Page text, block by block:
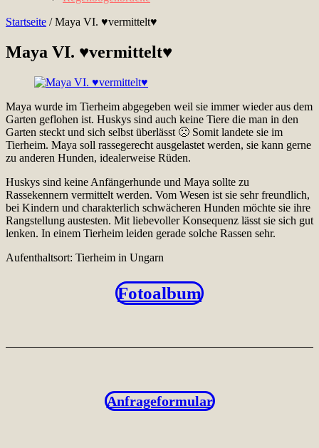
Startseite /Maya VI. ♥vermittelt♥
Maya VI. ♥vermittelt♥
Maya wurde im Tierheim abgegeben weil sie immer wieder aus dem
Garten geflohen ist. Huskys sind auch keine Tiere die man in den
Garten steckt und sich selbst überlässt 🙁 Somit landete sie im
Tierheim. Maya soll rassegerecht ausgelastet werden, sie kann gerne
zu anderen Hunden, idealerweise Rüden.
Huskys sind keine Anfängerhunde und Maya sollte zu
Rassekennern vermittelt werden. Vom Wesen ist sie sehr freundlich,
bei Kindern und charakterlich schwächeren Hunden möchte sie ihre
Rangstellung austesten. Mit liebevoller Konsequenz lässt sie sich gut
lenken. In einem Tierheim leiden gerade solche Rassen sehr.
Aufenthaltsort: Tierheim in Ungarn
Fotoalbum
Anfrageformular